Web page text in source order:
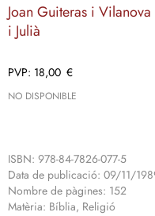
Joan Guiteras i Vilanova
i Julià
18,00 €
NO DISPONIBLE
ISBN: 978-84-7826-077-5
Data de publicació: 09/11/
Nombre de pàgines: 152
Matèria: Bíblia, Religió